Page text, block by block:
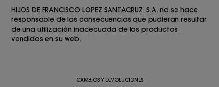
HIJOS DE FRANCISCO LOPEZ SANTACRUZ, S.A. no se hace
responsable de las consecuencias que pudieran resultar
de una utilización inadecuada de los productos
vendidos en su web.
CAMBIOS Y DEVOLUCIONES